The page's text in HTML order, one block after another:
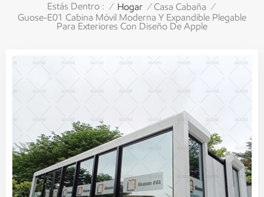
Estás Dentro : / Hogar / Casa Cabaña /
Guose-E01 Cabina Móvil Moderna Y Expandible Plegable
Para Exteriores Con Diseño De Apple